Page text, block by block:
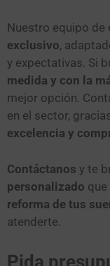
Nuestro equipo de
exclusivo,
y expectativas. Si
medida y con la
mejor opción.
en el sector,
excelencia y
Contáctanos y te
personalizado
reforma de tus
atenderte.